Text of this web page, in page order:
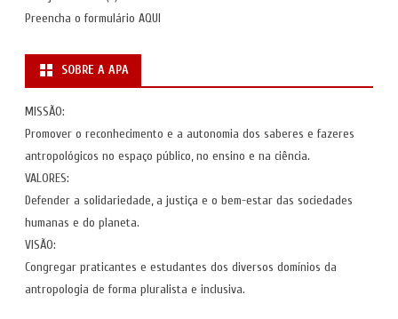
Preencha o formulário AQUI
SOBRE A APA
MISSÃO:
Promover o reconhecimento e a autonomia dos saberes e fazeres
antropológicos no espaço público, no ensino e na ciência.
VALORES:
Defender a solidariedade, a justiça e o bem-estar das sociedades
humanas e do planeta.
VISÃO:
Congregar praticantes e estudantes dos diversos domínios da
antropologia de forma pluralista e inclusiva.